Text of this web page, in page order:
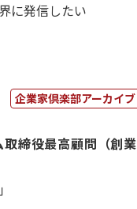
に発信したい
企業家倶楽部アーカイブ
取締役最高顧問（創業